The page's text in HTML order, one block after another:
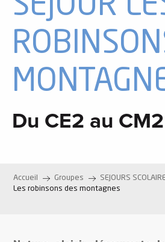
SÉJOUR
Du CE2 au CM2
Accueil Groupes
SEJOURS
Les robinsons des montagnes